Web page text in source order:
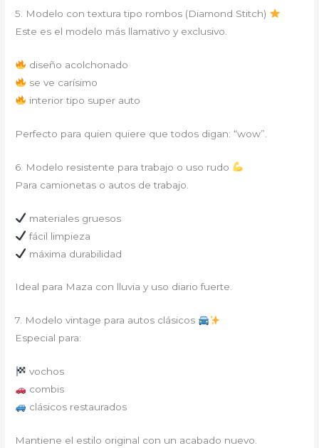
5. Modelo con textura tipo rombos (Diamond Stitch)
Este es el modelo más llamativo y exclusivo.
diseño acolchonado
se ve carísimo
interior tipo super auto
Perfecto para quien quiere que todos digan: “wow”.
6. Modelo resistente para trabajo o uso rudo
Para camionetas o autos de trabajo.
materiales gruesos
fácil limpieza
máxima durabilidad
Ideal para Maza con lluvia y uso diario fuerte.
7. Modelo vintage para autos clásicos
Especial para:
vochos
combis
clásicos restaurados
Mantiene el estilo original con un acabado nuevo.